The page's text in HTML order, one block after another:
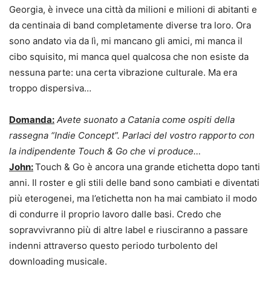
Georgia, è invece una città da milioni e milioni di abitanti e
da centinaia di band completamente diverse tra loro. Ora
sono andato via da lì, mi mancano gli amici, mi manca il
cibo squisito, mi manca quel qualcosa che non esiste da
nessuna parte: una certa vibrazione culturale. Ma era
troppo dispersiva…
Domanda: Avete suonato a Catania come ospiti della
rassegna “Indie Concept”. Parlaci del vostro rapporto con
la indipendente Touch & Go che vi produce…
John:Touch & Go è ancora una grande etichetta dopo tanti
anni. Il roster e gli stili delle band sono cambiati e diventati
più eterogenei, ma l’etichetta non ha mai cambiato il modo
di condurre il proprio lavoro dalle basi. Credo che
sopravvivranno più di altre label e riusciranno a passare
indenni attraverso questo periodo turbolento del
downloading musicale.